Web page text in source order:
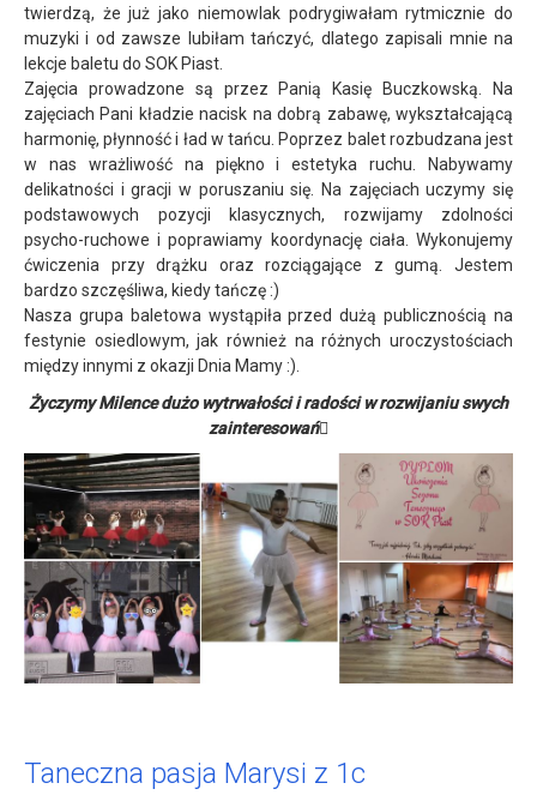
twierdzą, że już jako niemowlak podrygiwałam rytmicznie do
muzyki i od zawsze lubiłam tańczyć, dlatego zapisali mnie na
lekcje baletu do SOK Piast.
Zajęcia prowadzone są przez Panią Kasię Buczkowską. Na
zajęciach Pani kładzie nacisk na dobrą zabawę, wykształcającą
harmonię, płynność i ład w tańcu. Poprzez balet rozbudzana jest
w nas wrażliwość na piękno i estetyka ruchu. Nabywamy
delikatności i gracji w poruszaniu się. Na zajęciach uczymy się
podstawowych pozycji klasycznych, rozwijamy zdolności
psycho-ruchowe i poprawiamy koordynację ciała. Wykonujemy
ćwiczenia przy drążku oraz rozciągające z gumą. Jestem
bardzo szczęśliwa, kiedy tańczę :)
Nasza grupa baletowa wystąpiła przed dużą publicznością na
festynie osiedlowym, jak również na różnych uroczystościach
między innymi z okazji Dnia Mamy :).
Życzymy Milence dużo wytrwałości i radości w rozwijaniu swych
zainteresowań
Taneczna pasja Marysi z 1c